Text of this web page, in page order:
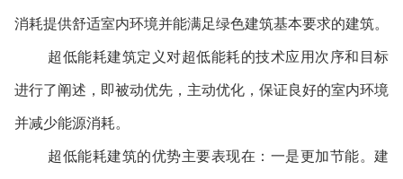
消耗提供舒适室内环境并能满足绿色建筑基本要求的建筑。
超低能耗建筑定义对超低能耗的技术应用次序和目标
进行了阐述，即被动优先，主动优化，保证良好的室内环境
并减少能源消耗。
超低能耗建筑的优势主要表现在：一是更加节能。建